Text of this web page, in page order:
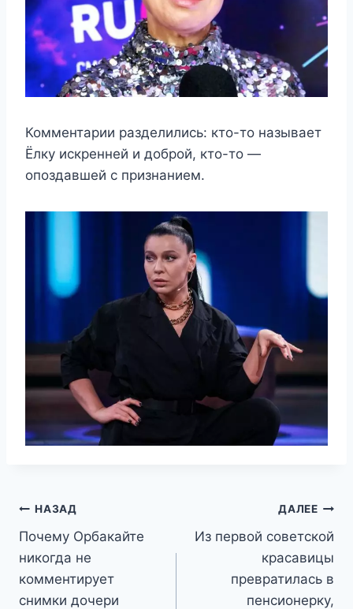
Комментарии разделились: кто-то называет
Ёлку искренней и доброй, кто-то —
опоздавшей с признанием.
Навигация
по
записям
НАЗАД
Почему Орбакайте
никогда не
комментирует
снимки дочери
ДАЛЕЕ
Из первой советской
красавицы
превратилась в
пенсионерку,